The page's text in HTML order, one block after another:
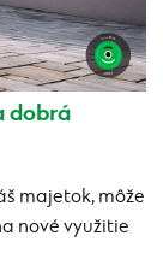
dobrá
majetok, môže
nové využitie